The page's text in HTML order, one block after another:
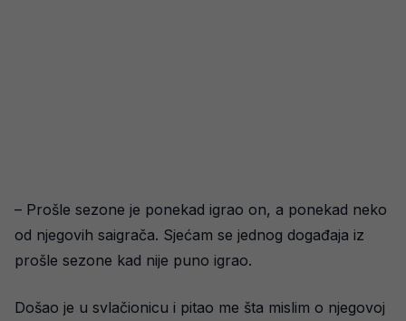
– Prošle sezone je ponekad igrao on, a ponekad neko
od njegovih saigrača. Sjećam se jednog događaja iz
prošle sezone kad nije puno igrao.
Došao je u svlačionicu i pitao me šta mislim o njegovoj